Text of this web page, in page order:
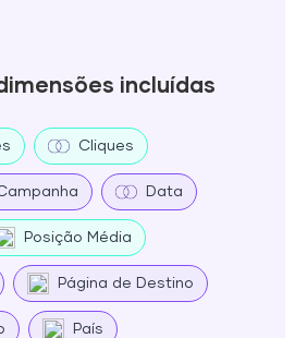
incluídas
Cliques
Data
Posição Média
Página de Destino
País